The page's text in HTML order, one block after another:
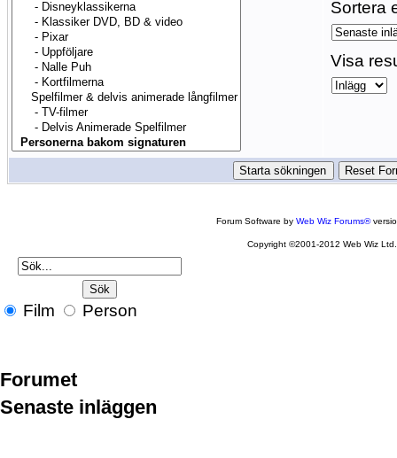
Sortera
Visa
Forum Software byWeb Wiz Forums®
Copyright ©2001-2012 Web Wiz Ltd.
Film Person
Forumet
Senaste inläggen